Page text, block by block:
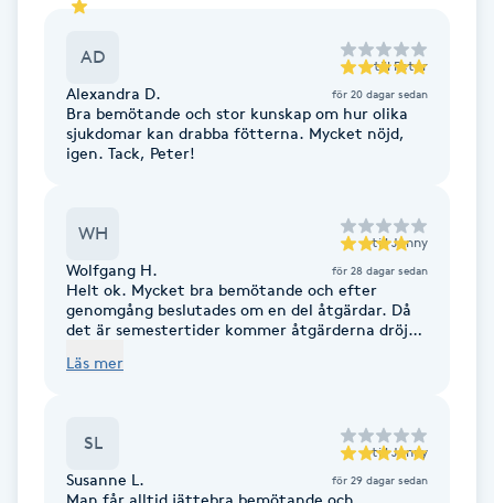
Cryoterapi
Damklippning
Dermapen
Diamantslipning
Enzympeeling
Extensions
Extensions borttagning
Eyeliner-tatuering
AD till Peter
Alexandra D. för 20 dagar sedan
Bra bemötande och stor kunskap om hur olika
sjukdomar kan drabba fötterna. Mycket nöjd,
igen. Tack, Peter!
WH till Jonny
Wolfgang H. för 28 dagar sedan
Helt ok. Mycket bra bemötande och efter
genomgång beslutades om en del åtgärdar. Då
det är semestertider kommer åtgärderna dröjer
bedömningar blev korrekt. Återkommer med
Läs mer
SL till Jonny
Susanne L. för 29 dagar sedan
Man får alltid jättebra bemötande och